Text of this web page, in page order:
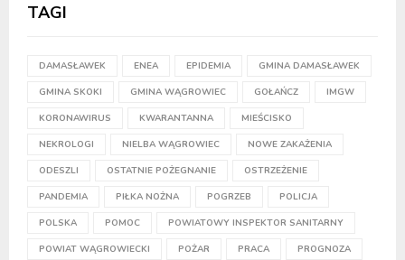
TAGI
DAMASŁAWEK ENEA EPIDEMIA GMINA DAMASŁAWEK
GMINA SKOKI GMINA WĄGROWIEC GOŁAŃCZ IMGW
KORONAWIRUS KWARANTANNA MIEŚCISKO
NEKROLOGI NIELBA WĄGROWIEC NOWE ZAKAŻENIA
ODESZLI OSTATNIE POŻEGNANIE OSTRZEŻENIE
PANDEMIA PIŁKA NOŻNA POGRZEB POLICJA
POLSKA POMOC POWIATOWY INSPEKTOR SANITARNY
POWIAT WĄGROWIECKI POŻAR PRACA PROGNOZA